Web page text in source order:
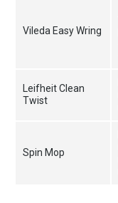
Vileda Easy Wring
Leifheit Clean
Twist
Spin Mop